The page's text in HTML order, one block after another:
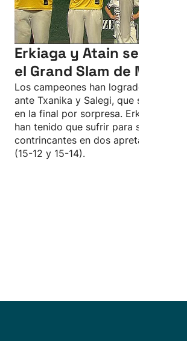
Erkiaga y Atain se llevan
el Grand Slam de
Los campeones han logrado la
ante Txanika y Salegi, que se colaron
en la final por sorpresa. Erkiaga y
han tenido que sufrir para superar a
contrincantes en dos apretados sets
(15-12 y 15-14).